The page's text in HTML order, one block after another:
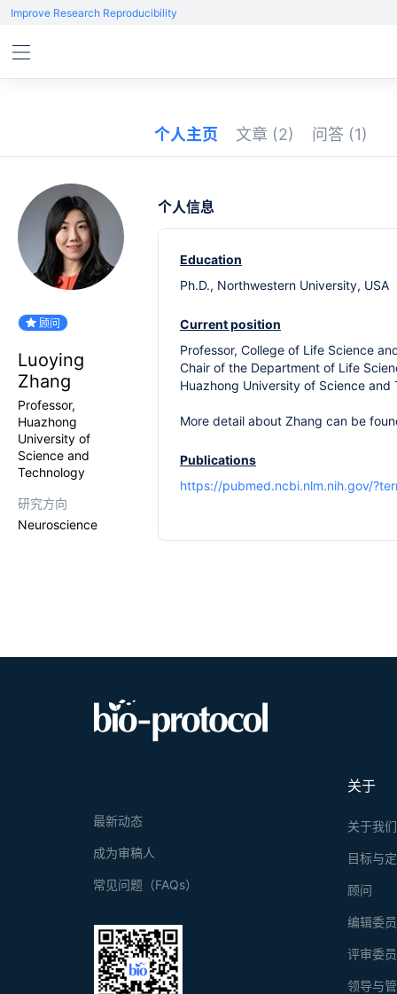
Improve Research Reproducibility
个人主页 文章 (2) 问答 (1)
顾问
Luoying
Zhang
Professor,
Huazhong
University of
Science and
Technology
研究方向
Neuroscience
个人信息
Education
Ph.D., Northwestern University, USA
Current position
Professor, College of Life Science
Chair of the Department of Life
Huazhong University of Science and
More detail about Zhang can be
Publications
https://pubmed.ncbi.nlm.nih.gov/
关于
关于我们
目标与
顾问
编辑委
评审委
领导与
最新动态
成为审稿人
常见问题（FAQs）